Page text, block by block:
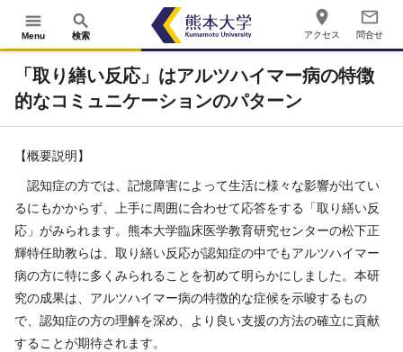
menu
Menu
search
検索
place
アクセス
mail_outline
問合せ
「取り繕い反応」はアルツハイマー病の特徴
的なコミュニケーションのパターン
【概要説明】
認知症の方では、記憶障害によって生活に様々な影響が出てい
るにもかからず、上手に周囲に合わせて応答をする「取り繕い反
応」がみられます。熊本大学臨床医学教育研究センターの松下正
輝特任助教らは、取り繕い反応が認知症の中でもアルツハイマー
病の方に特に多くみられることを初めて明らかにしました。本研
究の成果は、アルツハイマー病の特徴的な症候を示唆するもの
で、認知症の方の理解を深め、より良い支援の方法の確立に貢献
することが期待されます。